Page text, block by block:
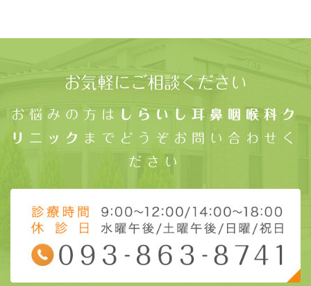
お気軽にご相談ください
お悩みの方は しらいし耳鼻咽喉科ク
リニック までどうぞお問い合わせく
ださい